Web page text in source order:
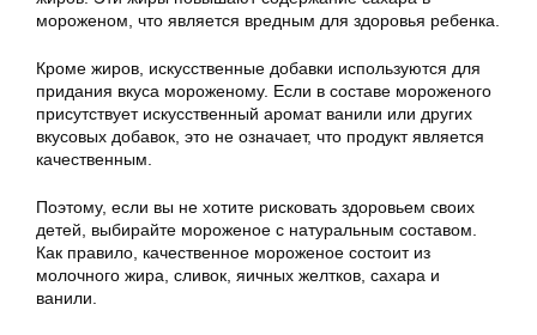
мороженом, что является вредным для здоровья ребенка.
Кроме жиров, искусственные добавки используются для
придания вкуса мороженому. Если в составе мороженого
присутствует искусственный аромат ванили или других
вкусовых добавок, это не означает, что продукт является
качественным.
Поэтому, если вы не хотите рисковать здоровьем своих
детей, выбирайте мороженое с натуральным составом.
Как правило, качественное мороженое состоит из
молочного жира, сливок, яичных желтков, сахара и
ванили.